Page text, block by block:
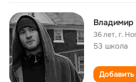
Владимир
36 лет,г.
53 школа